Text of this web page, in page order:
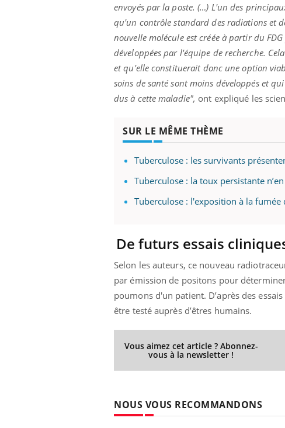
envoyés par la poste. (…) L'un des
qu'un contrôle standard des radiations et
nouvelle molécule est créée à partir du
développées par l'équipe de recherche.
et qu'elle constituerait donc une option
soins de santé sont moins développés et
dus à cette maladie", ont expliqué les
SUR LE MÊME THÈME
Tuberculose : les survivants
Tuberculose : la toux persistante
Tuberculose : l'exposition à la fumée
De futurs essais
Selon les auteurs, ce nouveau
par émission de positons pour
poumons d'un patient. D’après des
être testé auprès d’êtres humains.
Vous aimez cet article ? Abonnez-
vous à la newsletter !
NOUS VOUS RECOMMANDONS